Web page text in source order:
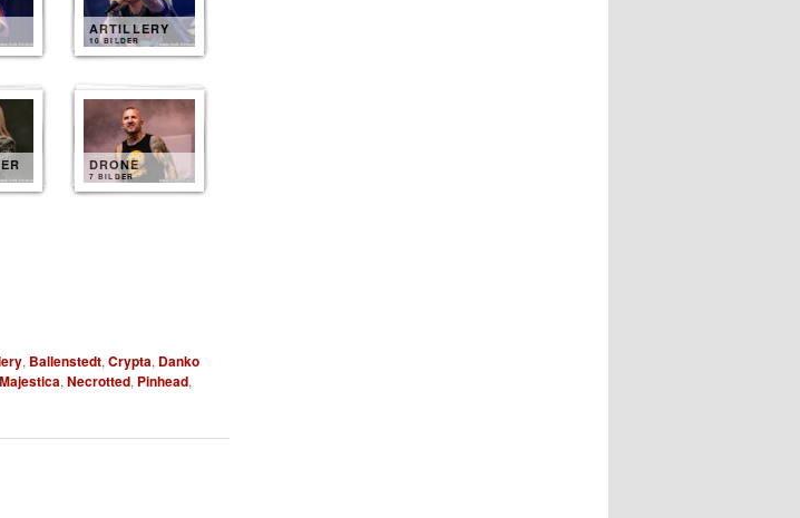
ARTILLERY
10 BILDER
DRONE
7 BILDER
, Ballenstedt, Crypta, Danko
Majestica, Necrotted, Pinhead,